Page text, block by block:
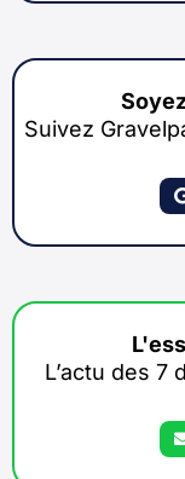
Suivez
L’actu des